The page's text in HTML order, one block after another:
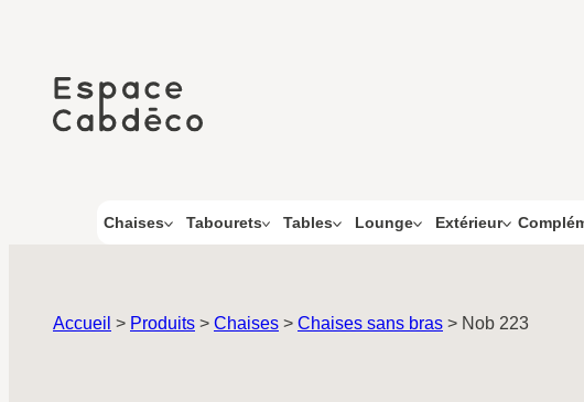
contenu
Chaises Tabourets Tables Lounge Extérieur
Accueil > Produits > Chaises > Chaises sans bras > Nob 223